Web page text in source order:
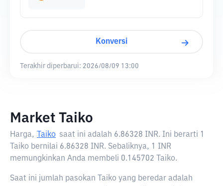
Konversi
Terakhir diperbarui: 2026/08/09 13:00
Market Taiko
Harga, Taiko saat ini adalah 6.86328 INR. Ini berarti 1
Taiko bernilai 6.86328 INR. Sebaliknya, 1 INR
memungkinkan Anda membeli 0.145702 Taiko.
Saat ini jumlah pasokan Taiko yang beredar adalah